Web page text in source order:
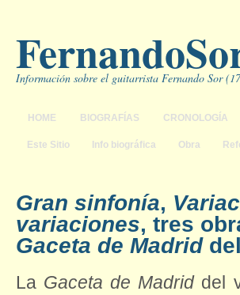
Información sobre el guitarrista Fernando Sor
HOME BIOGRAFÍAS CRONOLOGÍA
Este Sitio Info biográfica Obra
Gran sinfonía,
variaciones, tres
Gaceta de Madriddel
La Gaceta de Madriddel